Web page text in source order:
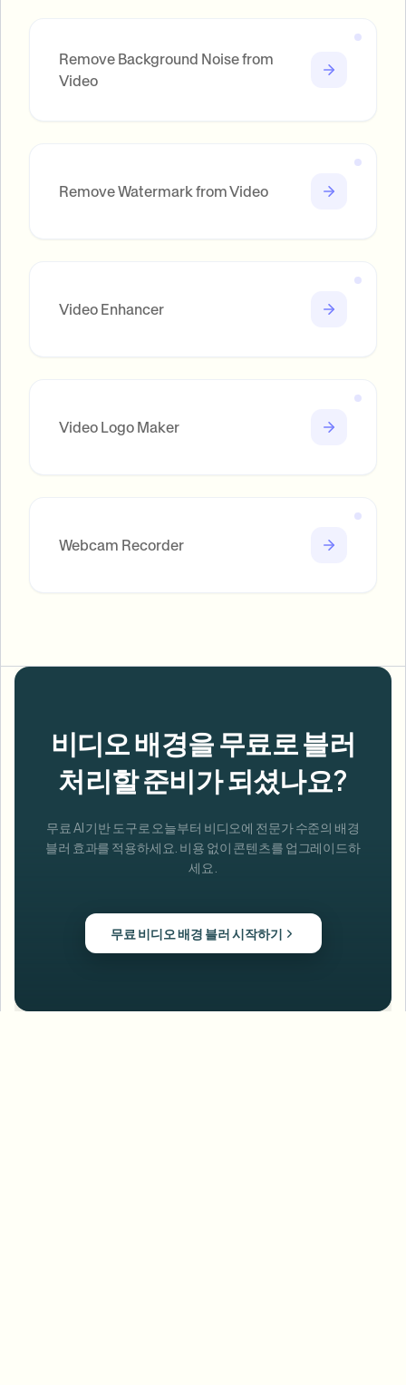
Remove Background Noise from
Video
Remove Watermark from Video
Video Enhancer
Video Logo Maker
Webcam Recorder
비디오 배경을 무료로 블러
처리할 준비가 되셨나요?
무료 AI 기반 도구로 오늘부터 비디오에 전문가 수준의 배경
블러 효과를 적용하세요. 비용 없이 콘텐츠를 업그레이드하
세요.
무료 비디오 배경 블러 시작하기